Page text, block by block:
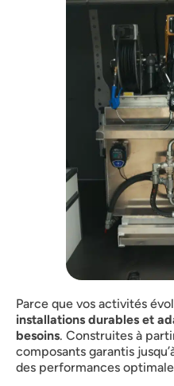
Parce que vos activités
installations durables et
besoins. Construites à
composants garantis
des performances